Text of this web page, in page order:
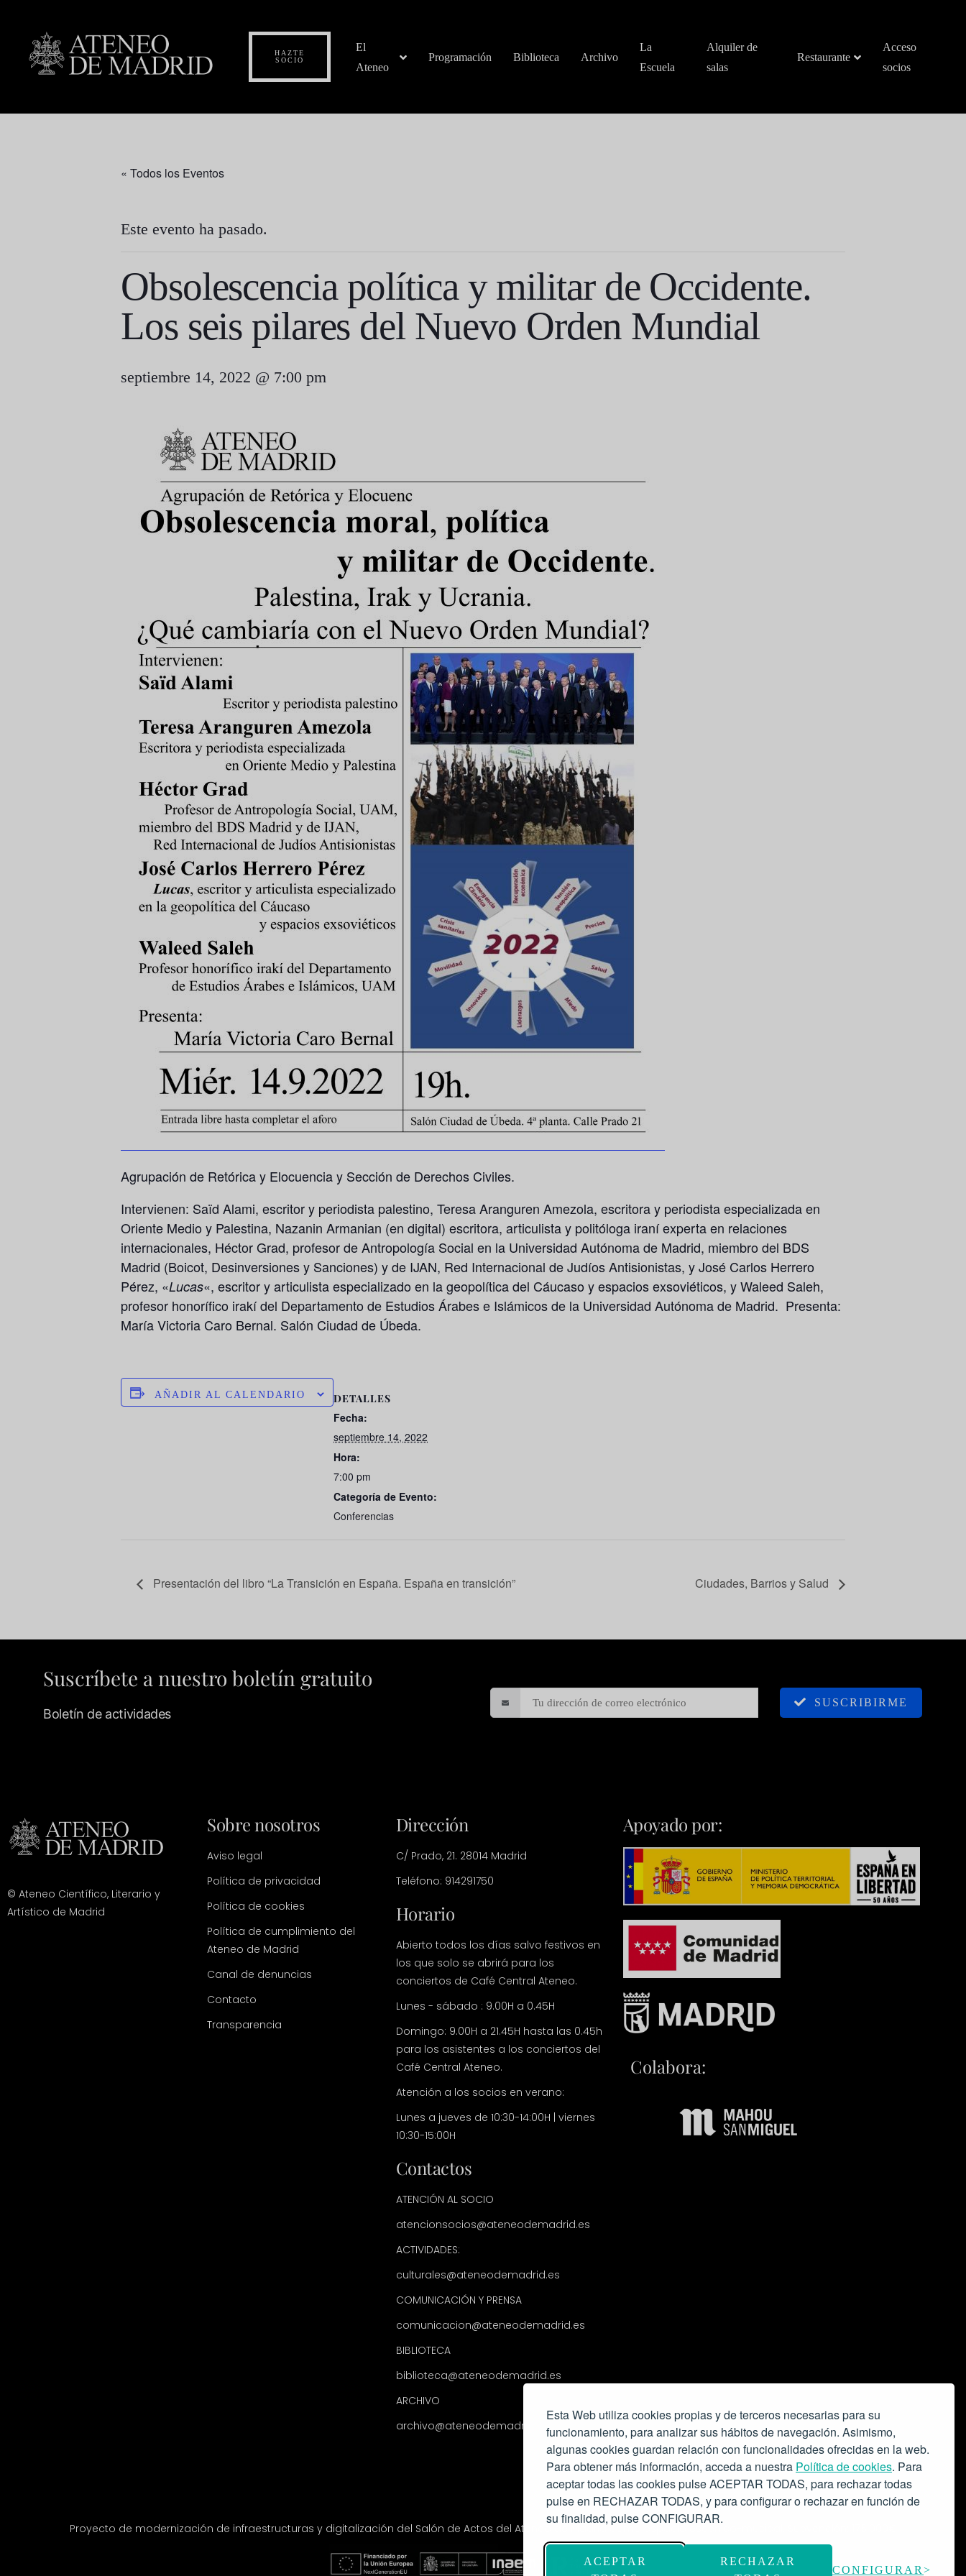
Esta Web utiliza cookies propias y de terceros necesarias para su
funcionamiento, para analizar sus hábitos de navegación. Asimismo,
algunas cookies guardan relación con funcionalidades ofrecidas en la web.
Para obtener más información, acceda a nuestra Política de cookies. Para
aceptar todas las cookies pulse ACEPTAR TODAS, para rechazar todas
pulse en RECHAZAR TODAS, y para configurar o rechazar en función de
su finalidad, pulse CONFIGURAR.
ACEPTAR
RECHAZAR
CONFIGURAR
HAZTE
SOCIO
El
Ateneo
Programación Biblioteca Archivo
La
Escuela
Alquiler de
salas
Restaurante
Acceso
socios
« Todos los Eventos
Este evento ha pasado.
Obsolescencia política y militar de Occidente.
Los seis pilares del Nuevo Orden Mundial
septiembre 14, 2022 @ 7:00 pm
Agrupación de Retórica y Elocuencia y Sección de Derechos Civiles.
Intervienen: Saïd Alami, escritor y periodista palestino, Teresa Aranguren Amezola, escritora y periodista especializada en
Oriente Medio y Palestina, Nazanin Armanian (en digital) escritora, articulista y politóloga iraní experta en relaciones
internacionales, Héctor Grad, profesor de Antropología Social en la Universidad Autónoma de Madrid, miembro del BDS
Madrid (Boicot, Desinversiones y Sanciones) y de IJAN, Red Internacional de Judíos Antisionistas, yJosé Carlos Herrero
Pérez, «Lucas«, escritor y articulista especializado en la geopolítica del Cáucaso y espacios exsoviéticos, yWaleed Saleh,
profesor honorífico irakí del Departamento de Estudios Árabes e Islámicos de la Universidad Autónoma de Madrid. Presenta:
María Victoria Caro Bernal. Salón Ciudad de Úbeda.
AÑADIR AL CALENDARIO DETALLES
Fecha:
septiembre 14, 2022
Hora:
7:00 pm
Categoría de Evento:
Conferencias
Presentación del libro “La Transición en España. España en transición” Ciudades, Barrios y Salud
Suscríbete a nuestro boletín gratuito
Boletín de actividades
SUSCRIBIRME
© Ateneo Científico, Literario y
Artístico de Madrid
Sobre nosotros
Aviso legal
Política de privacidad
Política de cookies
Política de cumplimiento del
Ateneo de Madrid
Canal de denuncias
Contacto
Transparencia
Dirección
C/ Prado, 21. 28014 Madrid
Teléfono: 914291750
Horario
Abierto todos los días salvo festivos en
los que solo se abrirá para los
conciertos de Café Central Ateneo.
Lunes - sábado : 9.00H a 0.45H
Domingo: 9.00H a 21.45H hasta las 0.45h
para los asistentes a los conciertos del
Café Central Ateneo.
Atención a los socios en verano:
Lunes a jueves de 10:30-14:00H | viernes
10:30-15:00H
Contactos
ATENCIÓN AL SOCIO
atencionsocios@ateneodemadrid.es
ACTIVIDADES:
culturales@ateneodemadrid.es
COMUNICACIÓN Y PRENSA
comunicacion@ateneodemadrid.es
BIBLIOTECA
biblioteca@ateneodemadrid.es
ARCHIVO
archivo@ateneodemadrid.es
Apoyado por:
Colabora:
Proyecto de modernización de infraestructuras y digitalización del Salón de Actos del Ateneo de Madrid como espacio escénico-musical.